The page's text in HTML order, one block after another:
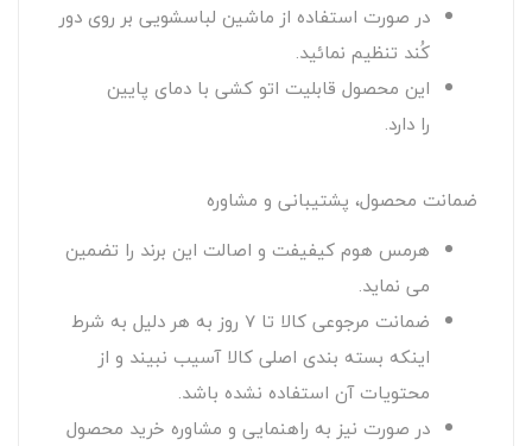
در صورت استفاده از ماشین لباسشویی بر روی دور
کُند تنظیم نمائید.
این محصول قابلیت اتو کشی با دمای پایین
را دارد.
ضمانت محصول، پشتیبانی و مشاوره
هرمس هوم کیفیفت و اصالت این برند را تضمین
می نماید.
ضمانت مرجوعی کالا تا 7 روز به هر دلیل به شرط
اینکه بسته بندی اصلی کالا آسیب نبیند و از
محتویات آن استفاده نشده باشد.
در صورت نیز به راهنمایی و مشاوره خرید محصول